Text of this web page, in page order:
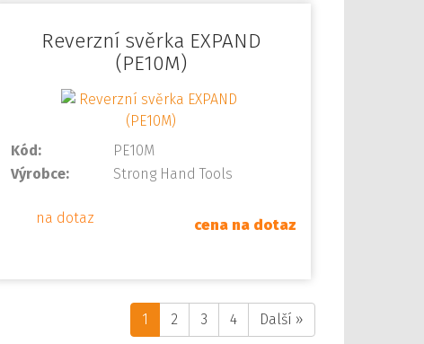
Reverzní svěrka EXPAND
(PE10M)
Kód:
PE10M
Výrobce:
Strong Hand Tools
na dotaz cena na dotaz
1 2 3 4 Další »